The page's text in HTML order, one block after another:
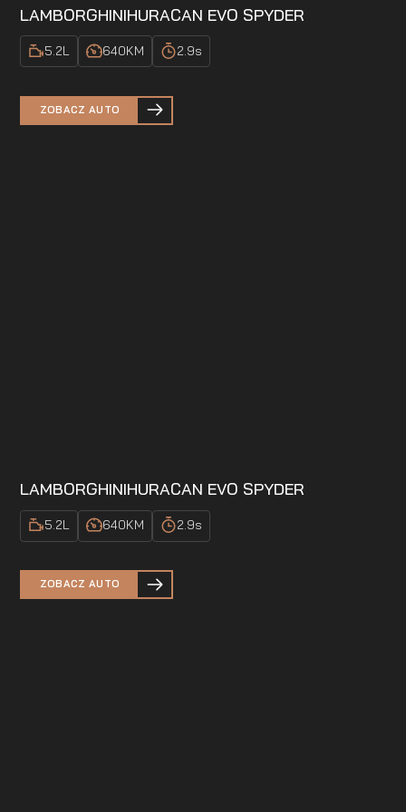
LAMBORGHINIHURACAN EVO SPYDER
5.2L 640KM 2.9s
ZOBACZ AUTO
LAMBORGHINIHURACAN EVO SPYDER
5.2L 640KM 2.9s
ZOBACZ AUTO